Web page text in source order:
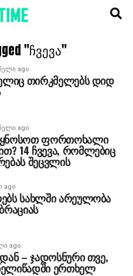
"ჩვევა"
ago
თირკმელებს დიდ
ago
ყნოსოთ ფორთოხალი
14 ჩვევა, რომლებიც
შეცვლის
ago
სახლში არეულობა
ago
– ჯადოსნური თვე,
ერთხელ